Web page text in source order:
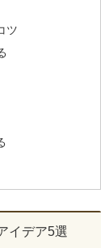
ツ
イデア5選